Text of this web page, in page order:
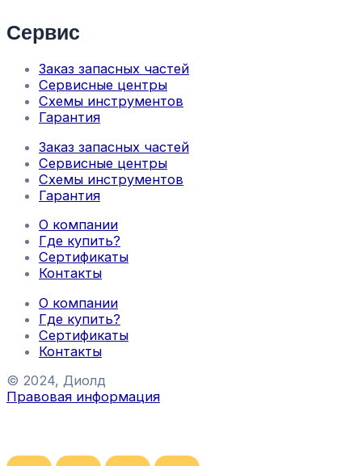
Сервис
Заказ запасных частей
Сервисные центры
Схемы инструментов
Гарантия
Заказ запасных частей
Сервисные центры
Схемы инструментов
Гарантия
О компании
Где купить?
Сертификаты
Контакты
О компании
Где купить?
Сертификаты
Контакты
© 2024, Диолд
Правовая информация